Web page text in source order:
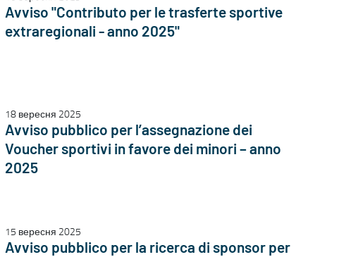
Avviso "Contributo per le trasferte sportive
extraregionali - anno 2025"
18 вересня 2025
Avviso pubblico per l’assegnazione dei
Voucher sportivi in favore dei minori – anno
2025
15 вересня 2025
Avviso pubblico per la ricerca di sponsor per